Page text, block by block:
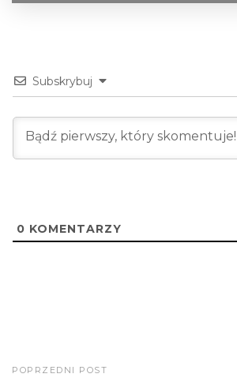
Subskrybuj
0 KOMENTARZY
POPRZEDNI POST